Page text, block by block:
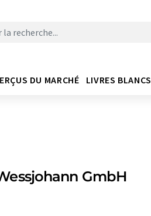
DU MARCHÉ LIVRES BLANCS
GmbH